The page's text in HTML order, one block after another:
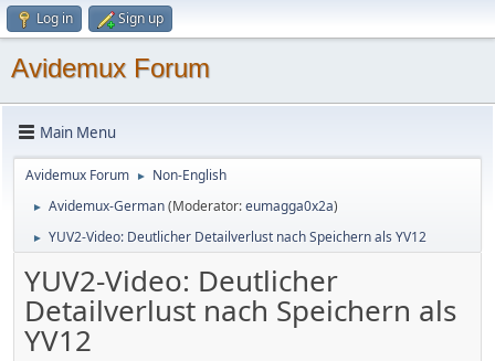
Log in Sign up
Avidemux Forum
Main Menu
Avidemux Forum ► Non-English
► Avidemux-German(Moderator:eumagga0x2a)
► YUV2-Video: Deutlicher Detailverlust nach Speichern als YV12
YUV2-Video: Deutlicher
Detailverlust nach Speichern als
YV12